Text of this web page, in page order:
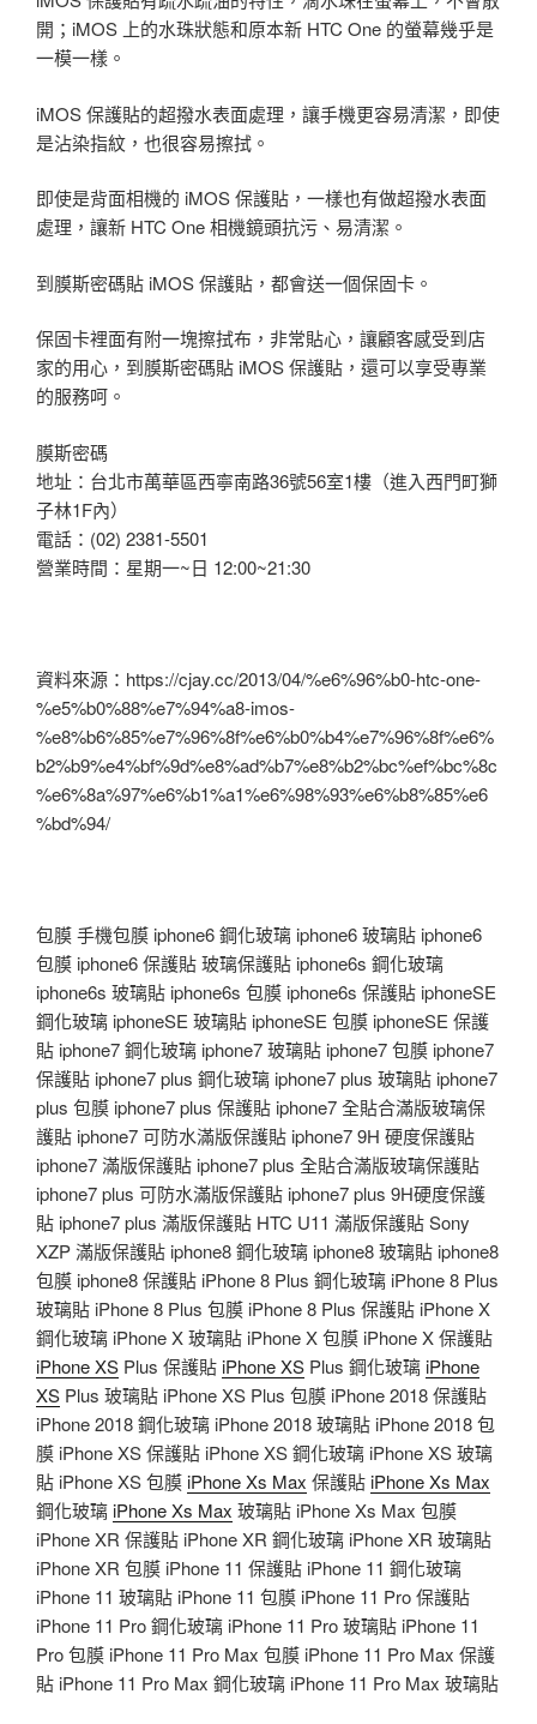
開；iMOS 上的水珠狀態和原本新 HTC One 的螢幕幾乎是
一模一樣。
iMOS 保護貼的超撥水表面處理，讓手機更容易清潔，即使
是沾染指紋，也很容易擦拭。
即使是背面相機的 iMOS 保護貼，一樣也有做超撥水表面
處理，讓新 HTC One 相機鏡頭抗污、易清潔。
到膜斯密碼貼 iMOS 保護貼，都會送一個保固卡。
保固卡裡面有附一塊擦拭布，非常貼心，讓顧客感受到店
家的用心，到膜斯密碼貼 iMOS 保護貼，還可以享受專業
的服務呵。
膜斯密碼
地址：台北市萬華區西寧南路36號56室1樓（進入西門町獅
子林1F內）
電話：(02) 2381-5501
營業時間：星期一~日 12:00~21:30
資料來源：https://cjay.cc/2013/04/%e6%96%b0-htc-one-
%e5%b0%88%e7%94%a8-imos-
%e8%b6%85%e7%96%8f%e6%b0%b4%e7%96%8f%e6%
b2%b9%e4%bf%9d%e8%ad%b7%e8%b2%bc%ef%bc%8c
%e6%8a%97%e6%b1%a1%e6%98%93%e6%b8%85%e6
%bd%94/
包膜 手機包膜 iphone6 鋼化玻璃 iphone6 玻璃貼 iphone6
包膜 iphone6 保護貼 玻璃保護貼 iphone6s 鋼化玻璃
iphone6s 玻璃貼 iphone6s 包膜 iphone6s 保護貼 iphoneSE
鋼化玻璃 iphoneSE 玻璃貼 iphoneSE 包膜 iphoneSE 保護
貼 iphone7 鋼化玻璃 iphone7 玻璃貼 iphone7 包膜 iphone7
保護貼 iphone7 plus 鋼化玻璃 iphone7 plus 玻璃貼 iphone7
plus 包膜 iphone7 plus 保護貼 iphone7 全貼合滿版玻璃保
護貼 iphone7 可防水滿版保護貼 iphone7 9H 硬度保護貼
iphone7 滿版保護貼 iphone7 plus 全貼合滿版玻璃保護貼
iphone7 plus 可防水滿版保護貼 iphone7 plus 9H硬度保護
貼 iphone7 plus 滿版保護貼 HTC U11 滿版保護貼 Sony
XZP 滿版保護貼 iphone8 鋼化玻璃 iphone8 玻璃貼 iphone8
包膜 iphone8 保護貼 iPhone 8 Plus 鋼化玻璃 iPhone 8 Plus
玻璃貼 iPhone 8 Plus 包膜 iPhone 8 Plus 保護貼 iPhone X
鋼化玻璃 iPhone X 玻璃貼 iPhone X 包膜 iPhone X 保護貼
iPhone XS Plus 保護貼iPhone XS Plus 鋼化玻璃iPhone
XS Plus 玻璃貼 iPhone XS Plus 包膜 iPhone 2018 保護貼
iPhone 2018 鋼化玻璃 iPhone 2018 玻璃貼 iPhone 2018 包
膜 iPhone XS 保護貼 iPhone XS 鋼化玻璃 iPhone XS 玻璃
貼 iPhone XS 包膜iPhone Xs Max 保護貼iPhone Xs Max
鋼化玻璃iPhone Xs Max 玻璃貼 iPhone Xs Max 包膜
iPhone XR 保護貼 iPhone XR 鋼化玻璃 iPhone XR 玻璃貼
iPhone XR 包膜 iPhone 11 保護貼 iPhone 11 鋼化玻璃
iPhone 11 玻璃貼 iPhone 11 包膜 iPhone 11 Pro 保護貼
iPhone 11 Pro 鋼化玻璃 iPhone 11 Pro 玻璃貼 iPhone 11
Pro 包膜 iPhone 11 Pro Max 包膜 iPhone 11 Pro Max 保護
貼 iPhone 11 Pro Max 鋼化玻璃 iPhone 11 Pro Max 玻璃貼